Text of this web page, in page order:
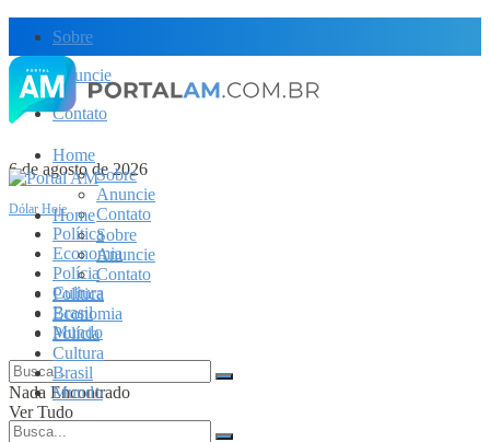
Sobre
Anuncie
Contato
6 de agosto de 2026
Dólar Hoje
Home
Sobre
Anuncie
Contato
Política
Economia
Polícia
Cultura
Brasil
Mundo
Nada Encontrado
Ver Tudo
Home
Sobre
Anuncie
Contato
Política
Economia
Polícia
Cultura
Brasil
Mundo